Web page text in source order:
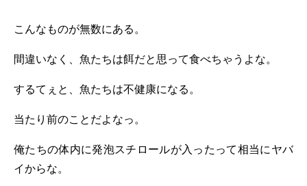
こんなものが無数にある。
間違いなく、魚たちは餌だと思って食べちゃうよな。
するてぇと、魚たちは不健康になる。
当たり前のことだよなっ。
俺たちの体内に発泡スチロールが入ったって相当にヤバ
イからな。